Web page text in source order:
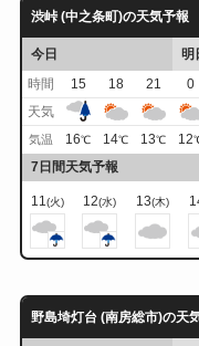
渋峠 (中之条町)の天気予報
今日
明
時間
15 18 21 0
天気
気温 16℃ 14℃ 13℃ 12
7日間天気予報
11(火) 12(水) 13(木)
野島埼灯台 (南房総市)の天